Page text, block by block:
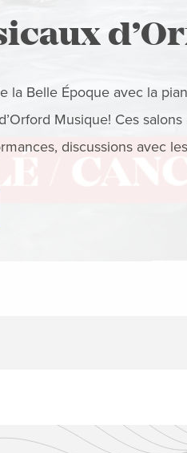
la Belle Époque avec la
Musique! Ces
discussions avec